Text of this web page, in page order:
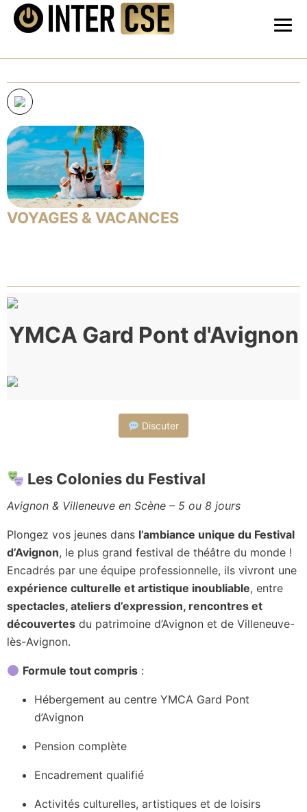
VOYAGES & VACANCES
YMCA Gard Pont d'Avignon
Discuter
Les Colonies du Festival
Avignon & Villeneuve en Scène – 5 ou 8 jours
Plongez vos jeunes dans l’ambiance unique du Festival
d’Avignon, le plus grand festival de théâtre du monde !
Encadrés par une équipe professionnelle, ils vivront une
expérience culturelle et artistique inoubliable, entre
spectacles, ateliers d’expression, rencontres et
découvertes du patrimoine d’Avignon et de Villeneuve-
lès-Avignon.
Formule tout compris :
Hébergement au centre YMCA Gard Pont
d’Avignon
Pension complète
Encadrement qualifié
Activités culturelles, artistiques et de loisirs